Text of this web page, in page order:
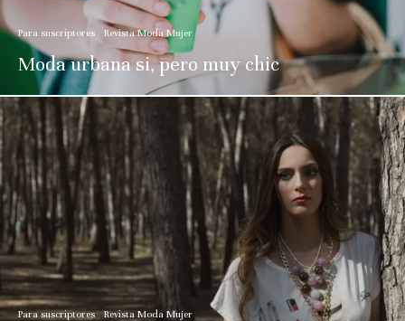
Para suscriptores Revista Moda Mujer
Moda urbana si, pero muy chic
Para suscriptores Revista Moda Mujer